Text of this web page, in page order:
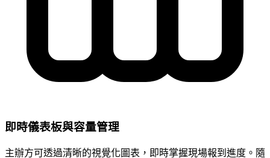
即時儀表板與容量管理
主辦方可透過清晰的視覺化圖表，即時掌握現場報到進度。隨